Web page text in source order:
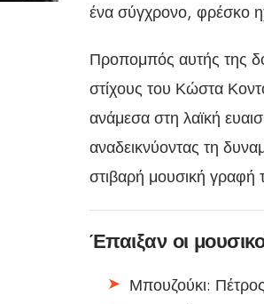
ένα σύγχρονο, φρέσκο
Προπομπός αυτής της
στίχους του Κώστα
ανάμεσα στη λαϊκή
αναδεικνύοντας τη
στιβαρή μουσική γραφή
Έπαιξαν οι
Μπουζούκι: